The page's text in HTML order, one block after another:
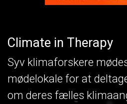
Climate in Therapy
Syv klimaforskere
mødelokale for at
om deres fælles